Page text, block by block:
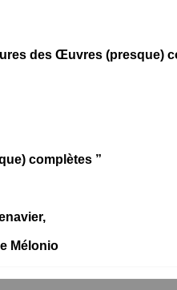
des Œuvres (presque)
complètes ”
Mélonio